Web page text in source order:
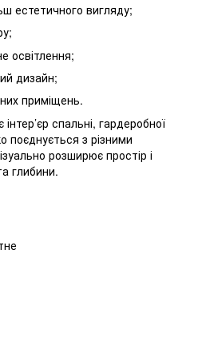
естетичного вигляду;
освітлення;
дизайн;
приміщень.
спальні, гардеробної
поєднується з різними
розширює простір і
глибини.